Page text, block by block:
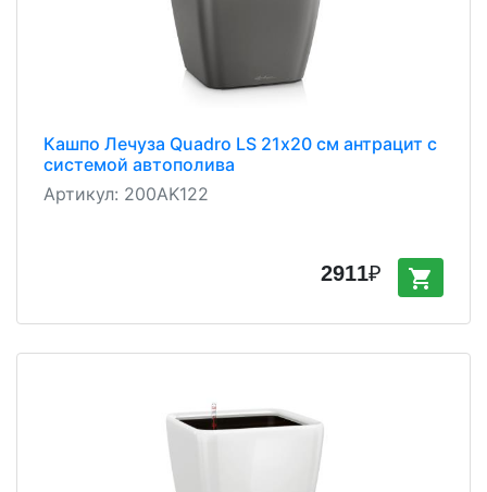
Кашпо Лечуза Quadro LS 21х20 см антрацит с
системой автополива
Артикул: 200AK122
2911₽ shopping_cart